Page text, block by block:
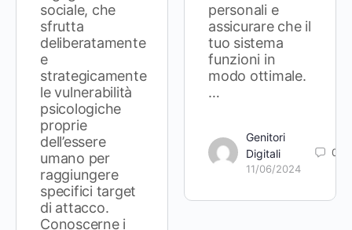
sociale, che
sfrutta
deliberatamente
e
strategicamente
le vulnerabilità
psicologiche
proprie
dell’essere
umano per
raggiungere
specifici target
di attacco.
Conoscerne i
personali e
assicurare che il
tuo sistema
funzioni in
modo ottimale.
…
Genitori
Digitali
11/06/2024
0